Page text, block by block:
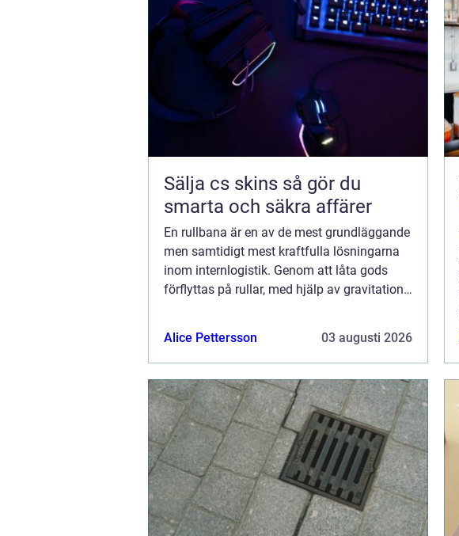
Sälja cs skins så gör du
smarta och säkra affärer
En rullbana är en av de mest grundläggande
men samtidigt mest kraftfulla lösningarna
inom internlogistik. Genom att låta gods
förflyttas på rullar, med hjälp av gravitation
Alice Pettersson
03 augusti 2026